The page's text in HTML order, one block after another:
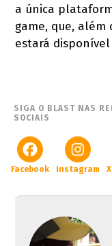
a única
game, que, além
estará
SIGA O BLAST NAS
SOCIAIS
Facebook Instagram